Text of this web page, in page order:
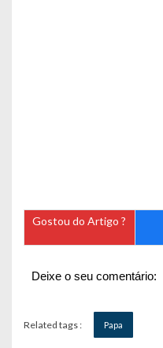
Gostou do Artigo ?
Deixe o seu comentário:
Related tags : Papa